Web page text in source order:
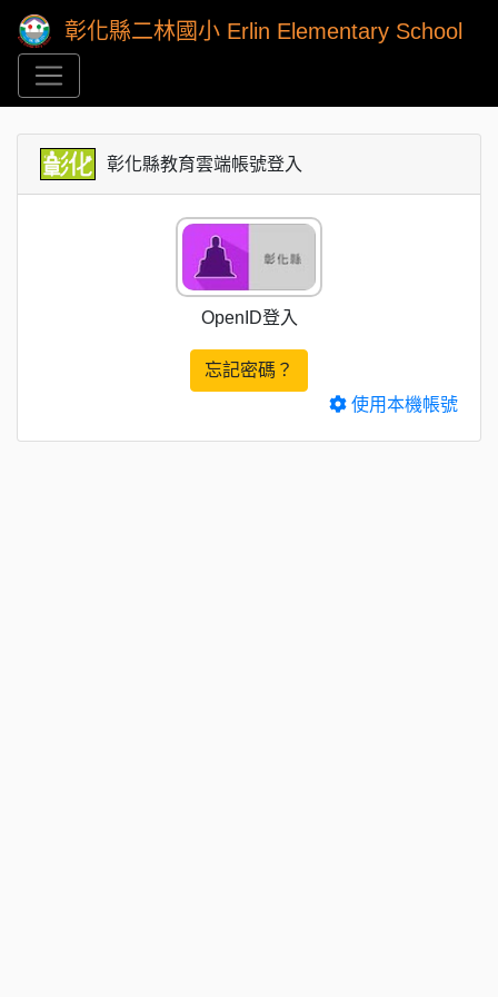
彰化縣二林國小 Erlin Elementary School
彰化縣教育雲端帳號登入
OpenID登入
忘記密碼？
使用本機帳號